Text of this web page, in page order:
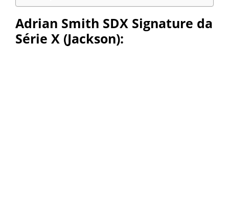
Adrian Smith SDX Signature da
Série X (Jackson):